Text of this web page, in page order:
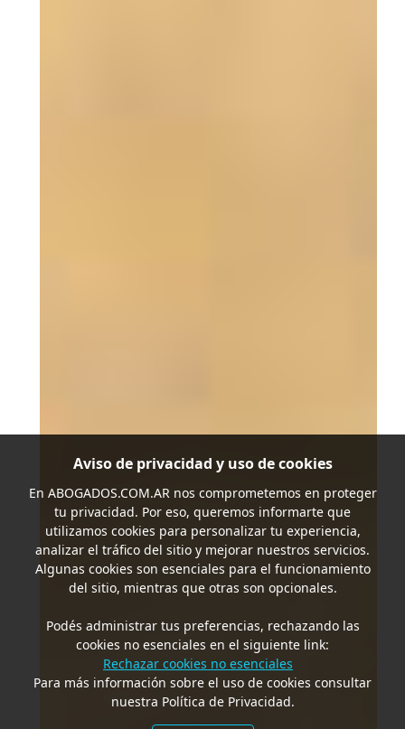
Aviso de privacidad y uso de cookies
En ABOGADOS.COM.ARnos comprometemos en proteger
tu privacidad. Por eso, queremos informarte que
utilizamos cookies para personalizar tu experiencia,
analizar el tráfico del sitio y mejorar nuestros servicios.
Algunas cookies son esenciales para el funcionamiento
del sitio, mientras que otras son opcionales.
Podés administrar tus preferencias, rechazando las
cookies no esenciales en el siguiente link:
Rechazar cookies no esenciales
Para más información sobre el uso de cookies consultar
nuestra Política de Privacidad.